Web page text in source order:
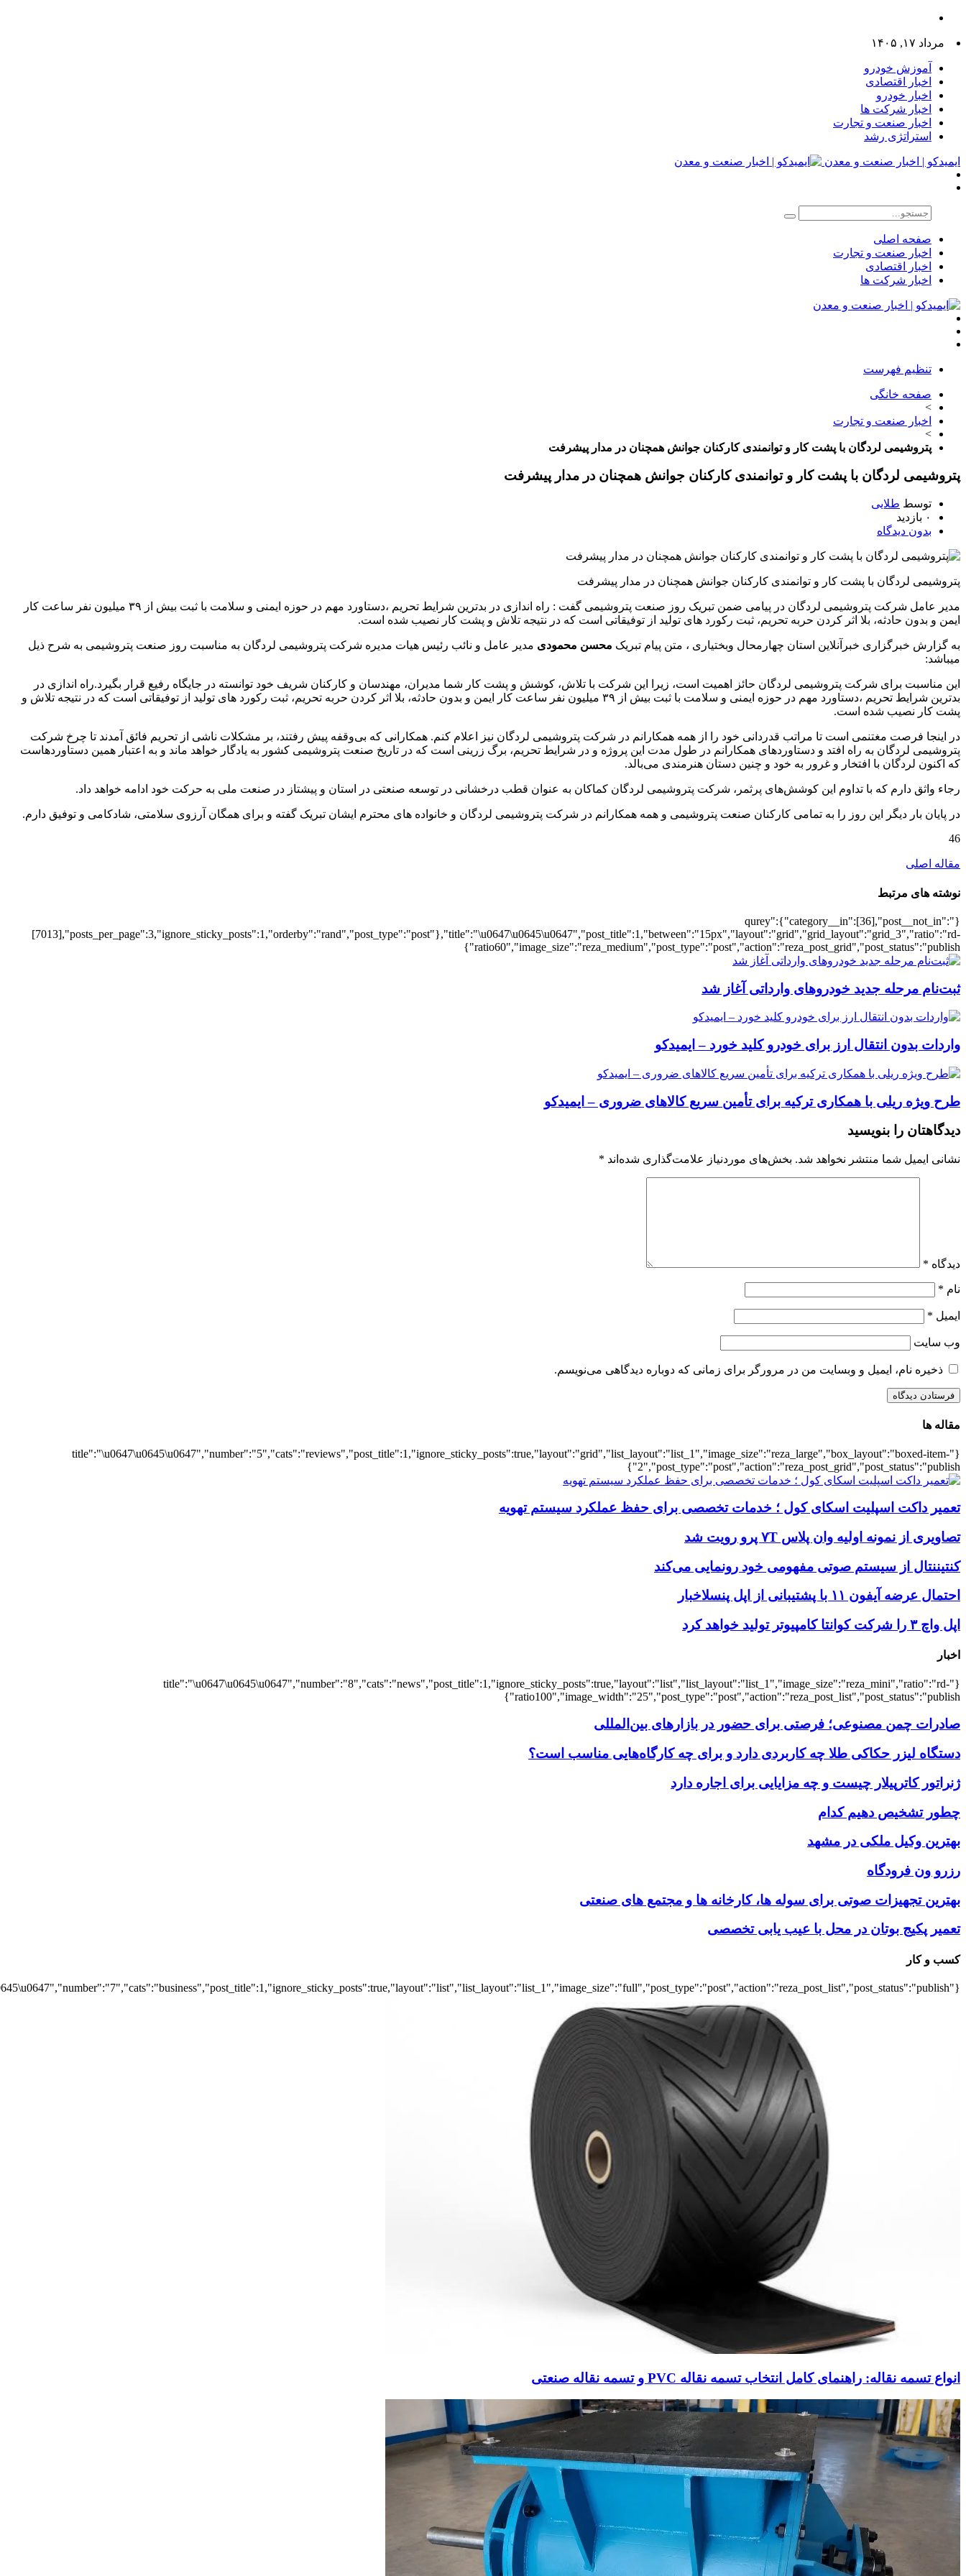
مرداد ۱۷, ۱۴۰۵
آموزش خودرو
اخبار اقتصادی
اخبار خودرو
اخبار شرکت ها
اخبار صنعت و تجارت
استراتژی رشد
ایمیدکو | اخبار صنعت و معدن
صفحه اصلی
اخبار صنعت و تجارت
اخبار اقتصادی
اخبار شرکت ها
تنظیم فهرست
صفحه خانگی
>
اخبار صنعت و تجارت
>
پتروشیمی لردگان با پشت کار و توانمندی کارکنان جوانش همچنان در مدار پیشرفت
پتروشیمی لردگان با پشت کار و توانمندی کارکنان جوانش همچنان در مدار پیشرفت
توسط طلایی
۰ بازدید
بدون دیدگاه
پتروشیمی لردگان با پشت کار و توانمندی کارکنان جوانش همچنان در مدار پیشرفت
مدیر عامل شرکت پتروشیمی لردگان در پیامی ضمن تبریک روز صنعت پتروشیمی گفت : راه اندازی در بدترین شرایط تحریم ،دستاورد مهم در حوزه ایمنی و سلامت با ثبت بیش از ۳۹ میلیون نفر ساعت کار
ایمن و بدون حادثه، بلا اثر کردن حربه تحریم، ثبت رکورد های تولید از توفیقاتی است که در نتیجه تلاش و پشت کار نصیب شده است.
به گزارش خبرگزاری خبرآنلاین استان چهارمحال وبختیاری ، متن پیام تبریک محسن محمودی مدیر عامل و نائب رئیس هیات مدیره شرکت پتروشیمی لردگان به مناسبت روز صنعت پتروشیمی به شرح ذیل
میباشد:
این مناسبت برای شرکت پتروشیمی لردگان حائز اهمیت است، زیرا این شرکت با تلاش، کوشش و پشت کار شما مدیران، مهندسان و کارکنان شریف خود توانسته در جایگاه رفیع قرار بگیرد.راه اندازی در
بدترین شرایط تحریم ،دستاورد مهم در حوزه ایمنی و سلامت با ثبت بیش از ۳۹ میلیون نفر ساعت کار ایمن و بدون حادثه، بلا اثر کردن حربه تحریم، ثبت رکورد های تولید از توفیقاتی است که در نتیجه تلاش و
پشت کار نصیب شده است.
در اینجا فرصت مغتنمی است تا مراتب قدردانی خود را از همه همکارانم در شرکت پتروشیمی لردگان نیز اعلام کنم. همکارانی که بی‌وقفه پیش رفتند، بر مشکلات ناشی از تحریم فائق آمدند تا چرخ شرکت
پتروشیمی لردگان به راه افتد و دستاوردهای همکارانم در طول مدت این پروژه و در شرایط تحریم، برگ زرینی است که در تاریخ صنعت پتروشیمی کشور به یادگار خواهد ماند و به اعتبار همین دستاوردهاست
که اکنون لردگان با افتخار و غرور به خود و چنین دستان هنرمندی می‌بالد.
رجاء واثق دارم که با تداوم این کوشش‌های پرثمر، شرکت پتروشیمی لردگان کماکان به عنوان قطب درخشانی در توسعه صنعتی در استان و پیشتاز در صنعت ملی به حرکت خود ادامه خواهد داد.
در پایان بار دیگر این روز را به تمامی کارکنان صنعت پتروشیمی و همه همکارانم در شرکت پتروشیمی لردگان و خانواده های محترم ایشان تبریک گفته و برای همگان آرزوی سلامتی، شادکامی و توفیق دارم.
46
مقاله اصلی
نوشته های مرتبط
{"qurey":{"category__in":[36],"post__not_in":
[7013],"posts_per_page":3,"ignore_sticky_posts":1,"orderby":"rand","post_type":"post"},"title":"\u0647\u0645\u0647","post_title":1,"between":"15px","layout":"grid","grid_layout":"grid_3","ratio":"rd-
ratio60","image_size":"reza_medium","post_type":"post","action":"reza_post_grid","post_status":"publish"}
ثبت‌نام مرحله جدید خودروهای وارداتی آغاز شد
واردات بدون انتقال ارز برای خودرو کلید خورد – ایمیدکو
طرح ویژه ریلی با همکاری ترکیه برای تأمین سریع کالاهای ضروری – ایمیدکو
دیدگاهتان را بنویسید
نشانی ایمیل شما منتشر نخواهد شد. بخش‌های موردنیاز علامت‌گذاری شده‌اند *
دیدگاه *
نام *
ایمیل *
وب‌ سایت
ذخیره نام، ایمیل و وبسایت من در مرورگر برای زمانی که دوباره دیدگاهی می‌نویسم.
مقاله ها
{"title":"\u0647\u0645\u0647","number":"5","cats":"reviews","post_title":1,"ignore_sticky_posts":true,"layout":"grid","list_layout":"list_1","image_size":"reza_large","box_layout":"boxed-item-
2","post_type":"post","action":"reza_post_grid","post_status":"publish"}
تعمیر داکت اسپلیت اسکای کول ؛ خدمات تخصصی برای حفظ عملکرد سیستم تهویه
تصاویری از نمونه اولیه وان پلاس ۷T پرو رویت شد
کنتیننتال از سیستم صوتی مفهومی خود رونمایی می‌کند
احتمال عرضه آیفون ۱۱ با پشتیبانی از اپل پنسلاخبار
اپل واچ ۳ را شرکت کوانتا کامپیوتر تولید خواهد کرد
اخبار
{"title":"\u0647\u0645\u0647","number":"8","cats":"news","post_title":1,"ignore_sticky_posts":true,"layout":"list","list_layout":"list_1","image_size":"reza_mini","ratio":"rd-
ratio100","image_width":"25","post_type":"post","action":"reza_post_list","post_status":"publish"}
صادرات چمن مصنوعی؛ فرصتی برای حضور در بازارهای بین‌المللی
دستگاه لیزر حکاکی طلا چه کاربردی دارد و برای چه کارگاه‌هایی مناسب است؟
ژنراتور کاترپیلار چیست و چه مزایایی برای اجاره دارد
چطور تشخیص دهیم کدام
بهترین وکیل ملکی در مشهد
رزرو ون فرودگاه
بهترین تجهیزات صوتی برای سوله‌ ها، کارخانه‌ ها و مجتمع‌ های صنعتی
تعمیر پکیج بوتان در محل با عیب یابی تخصصی
کسب و کار
{"title":"\u0647\u0645\u0647","number":"7","cats":"business","post_title":1,"ignore_sticky_posts":true,"layout":"list","list_layout":"list_1","image_size":"full","post_type":"post","action":"reza_post_list","post_status":"publish"}
انواع تسمه نقاله: راهنمای کامل انتخاب تسمه نقاله PVC و تسمه نقاله صنعتی